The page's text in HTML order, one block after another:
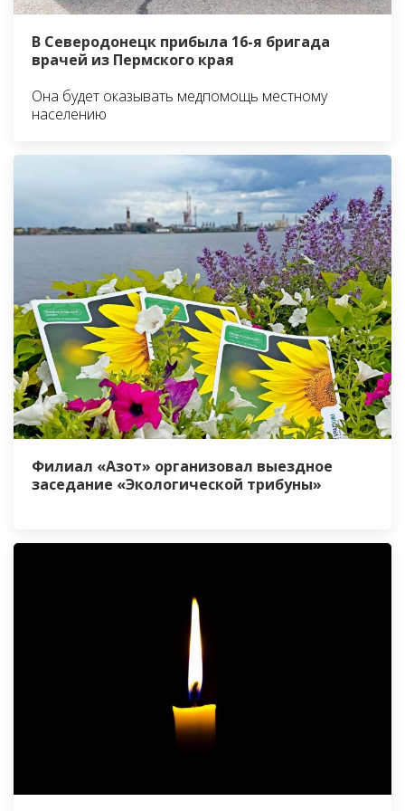
В Северодонецк прибыла 16-я бригада
врачей из Пермского края
Она будет оказывать медпомощь местному
населению
Филиал «Азот» организовал выездное
заседание «Экологической трибуны»